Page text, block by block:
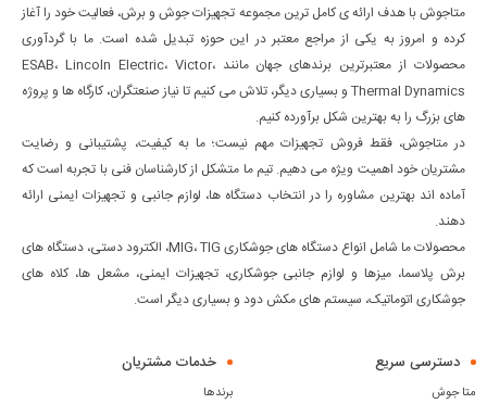
متاجوش با هدف ارائه ی کامل ترین مجموعه تجهیزات جوش و برش، فعالیت خود را آغاز
کرده و امروز به یکی از مراجع معتبر در این حوزه تبدیل شده است. ما با گردآوری
محصولات از معتبرترین برندهای جهان مانند ESAB، Lincoln Electric، Victor،
Thermal Dynamics و بسیاری دیگر، تلاش می کنیم تا نیاز صنعتگران، کارگاه ها و پروژه
های بزرگ را به بهترین شکل برآورده کنیم.
در متاجوش، فقط فروش تجهیزات مهم نیست؛ ما به کیفیت، پشتیبانی و رضایت
مشتریان خود اهمیت ویژه می دهیم. تیم ما متشکل از کارشناسان فنی با تجربه است که
آماده اند بهترین مشاوره را در انتخاب دستگاه ها، لوازم جانبی و تجهیزات ایمنی ارائه
دهند.
محصولات ما شامل انواع دستگاه های جوشکاری MIG، TIG، الکترود دستی، دستگاه های
برش پلاسما، میزها و لوازم جانبی جوشکاری، تجهیزات ایمنی، مشعل ها، کلاه های
جوشکاری اتوماتیک، سیستم های مکش دود و بسیاری دیگر است.
دسترسی سریع
متا جوش
خدمات مشتریان
برندها